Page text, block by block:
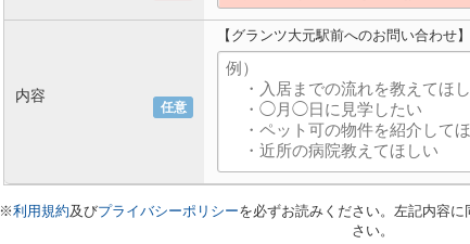
任意
内容
【グランツ大元駅前へのお問い合わせ】
※利用規約及びプライバシーポリシーを必ずお読みください。左記内容
さい。